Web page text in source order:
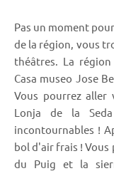
Pas un moment
de la région, vous
théâtres. La
Casa museo Jose
Vous pourrez aller
Lonja de la
incontournables !
bol d'air frais ! Vous
du Puig et la